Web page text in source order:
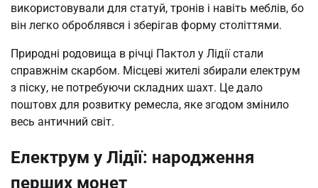
використовували для статуй, тронів і навіть меблів, бо
він легко оброблявся і зберігав форму століттями.
Природні родовища в річці Пактол у Лідії стали
справжнім скарбом. Місцеві жителі збирали електрум
з піску, не потребуючи складних шахт. Це дало
поштовх для розвитку ремесла, яке згодом змінило
весь античний світ.
Електрум у Лідії: народження
перших монет